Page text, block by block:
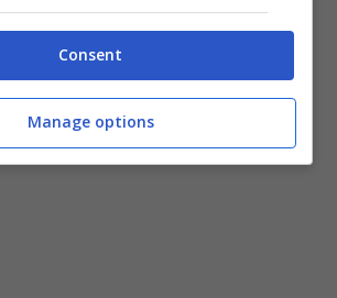
Consent
Manage options